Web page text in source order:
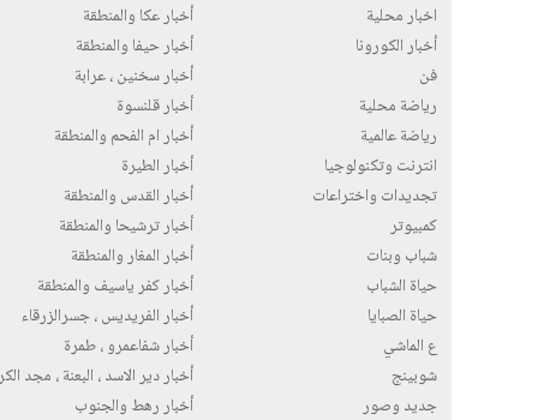
اخبار محلية
أخبار الكورونا
فن
رياضة محلية
رياضة عالمية
انترنت وتكنولوجيا
تجديدات واختراعات
كمبيوتر
شباب وبنات
حياة الشباب
حياة الصبايا
ع الماشي
شوبينج
جديد وصور
أخبار عكا والمنطقة
أخبار حيفا والمنطقة
أخبار سخنين ، عرابة
أخبار قلنسوة
أخبار ام الفحم والمنطقة
أخبار الطيرة
أخبار القدس والمنطقة
أخبار ترشيحا والمنطقة
أخبار المغار والمنطقة
أخبار كفر ياسيف والمنطقة
أخبار الفريديس ، جسرالزرقاء
أخبار شفاعمرو ، طمرة
أخبار دير الاسد ، البعنة ، مجد
أخبار رهط والجنوب